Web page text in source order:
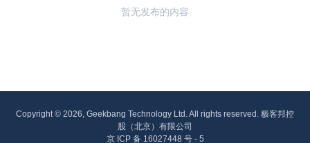
暂无发布的内容
Copyright © 2026, Geekbang Technology Ltd. All rights reserved. 极客邦控
股（北京）有限公司
京 ICP 备 16027448 号 - 5